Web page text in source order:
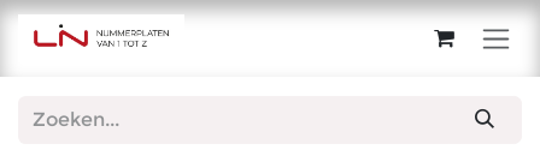
Overslaan naar inhoud